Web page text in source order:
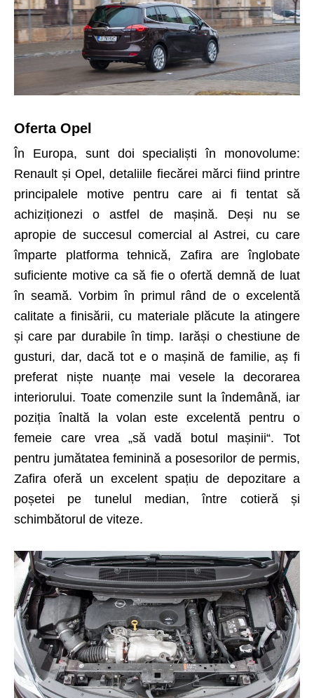
Oferta Opel
În Europa, sunt doi specialiști în monovolume:
Renault și Opel, detaliile fiecărei mărci fiind printre
principalele motive pentru care ai fi tentat să
achiziționezi o astfel de mașină. Deși nu se
apropie de succesul comercial al Astrei, cu care
împarte platforma tehnică, Zafira are înglobate
suficiente motive ca să fie o ofertă demnă de luat
în seamă. Vorbim în primul rând de o excelentă
calitate a finisării, cu materiale plăcute la atingere
și care par durabile în timp. Iarăși o chestiune de
gusturi, dar, dacă tot e o mașină de familie, aș fi
preferat niște nuanțe mai vesele la decorarea
interiorului. Toate comenzile sunt la îndemână, iar
poziția înaltă la volan este excelentă pentru o
femeie care vrea „să vadă botul mașinii“. Tot
pentru jumătatea feminină a posesorilor de permis,
Zafira oferă un excelent spațiu de depozitare­ a
poșetei pe tunelul median, între cotieră și
schimbătorul de viteze.